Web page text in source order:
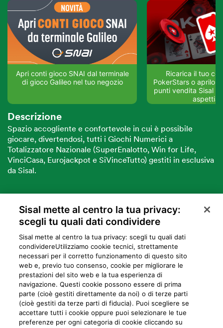
Apri conti gioco SNAI dal terminale
di gioco Galileo nel tuo negozio
Ricarica il tuo
PokerStars o aprilo
punti vendita Sisal
Descrizione
Spazio accogliente e confortevole in cui è possibile
giocare, divertendosi, tutti i Giochi Numerici a
Totalizzatore Nazionale (SuperEnalotto, Win for Life,
VinciCasa, Eurojackpot e SiVinceTutto) gestiti in esclusiva
da Sisal.
VUOI DIVENTARE PARTNER SISAL?
Privacy Cookie Mappa del sito Preferiti Iniziative
Programma
fedeltà
Sisal mette al centro la tua privacy:
scegli tu quali dati condividere
Sisal mette al centro la tua privacy: scegli tu quali dati
condividere​Utilizziamo cookie tecnici, strettamente
necessari per il corretto funzionamento di questo sito
web e, previo tuo consenso, cookie per migliorare le
prestazioni del sito web e la tua esperienza di
navigazione. Questi cookie possono essere di prima
parte (cioè gestiti direttamente da noi) o di terze parti
(cioè gestiti da terze parti di fiducia). Puoi scegliere se
accettare tutti i cookie oppure puoi selezionare le tue
preferenze per ogni categoria di cookie cliccando su